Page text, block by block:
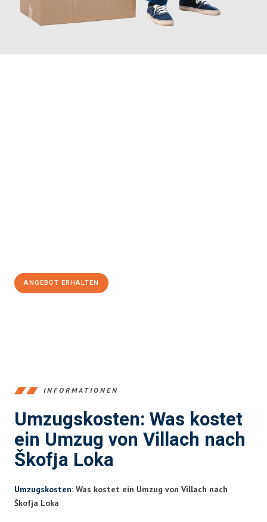
ANGEBOT ERHALTEN
INFORMATIONEN
Umzugskosten: Was kostet
ein Umzug von Villach nach
Škofja Loka
Umzugskosten: Was kostet ein Umzug von Villach nach
Škofja Loka